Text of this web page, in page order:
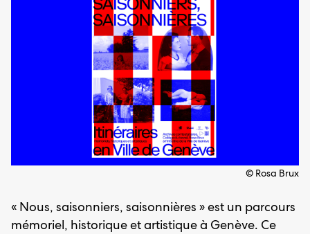
© Rosa Brux
« Nous, saisonniers, saisonnières » est un parcours
mémoriel, historique et artistique à Genève. Ce